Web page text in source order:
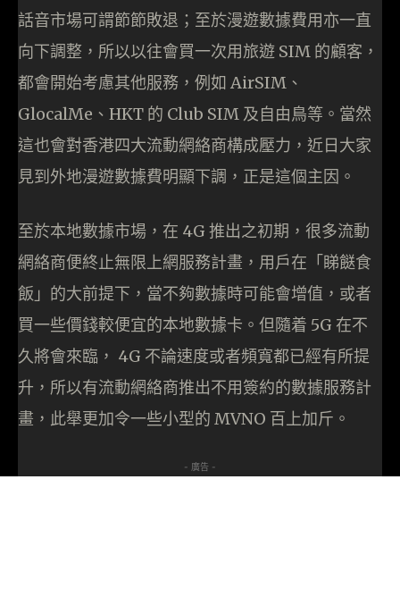
話音市場可謂節節敗退；至於漫遊數據費用亦一直
向下調整，所以以往會買一次用旅遊 SIM 的顧客，
都會開始考慮其他服務，例如 AirSIM、
GlocalMe、HKT 的 Club SIM 及自由鳥等。當然
這也會對香港四大流動網絡商構成壓力，近日大家
見到外地漫遊數據費明顯下調，正是這個主因。
至於本地數據市場，在 4G 推出之初期，很多流動
網絡商便終止無限上網服務計畫，用戶在「睇餸食
飯」的大前提下，當不夠數據時可能會增值，或者
買一些價錢較便宜的本地數據卡。但隨着 5G 在不
久將會來臨， 4G 不論速度或者頻寬都已經有所提
升，所以有流動網絡商推出不用簽約的數據服務計
畫，此舉更加令一些小型的 MVNO 百上加斤。
- 廣告 -